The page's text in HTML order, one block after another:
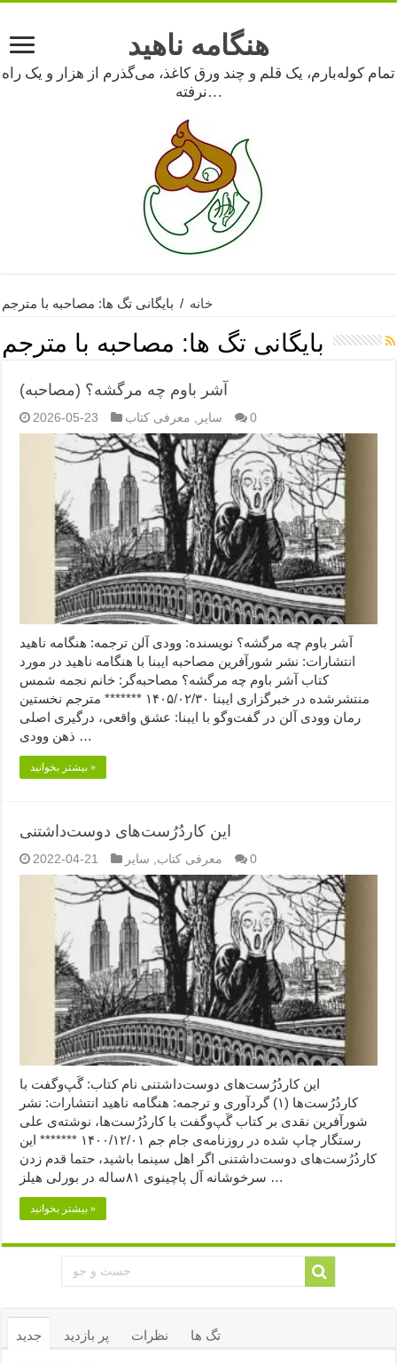
هنگامه ناهید
تمام کوله‌بارم، یک قلم و چند ورق کاغذ، می‌گذرم از هزار و یک راه
نرفته…
خانه / بایگانی تگ ها: مصاحبه با مترجم
بایگانی تگ ها: مصاحبه با مترجم
آشر باوم چه مرگشه؟ (مصاحبه)
2026-05-23 سایر معرفی کتاب 0
آشر باوم چه مرگشه؟ نویسنده: وودی آلن ترجمه: هنگامه ناهید
انتشارات: نشر شورآفرین مصاحبه ایبنا با هنگامه ناهید در مورد
کتاب آشر باوم چه مرگشه؟ مصاحبه‌گر: خانم نجمه شمس
منتشرشده در خبرگزاری ایبنا ۱۴۰۵/۰۲/۳۰ ******* مترجم نخستین
رمان وودی آلن در گفت‌وگو با ایبنا: عشق واقعی، درگیری اصلی
ذهن وودی …
بیشتر بخوانید »
این کاردُرُست‌های دوست‌داشتنی
2022-04-21 معرفی کتاب سایر 0
این کاردُرُست‌های دوست‌داشتنی نام کتاب: گَپ‌وگفت با
کاردُرُست‌ها (۱) گردآوری و ترجمه: هنگامه ناهید انتشارات: نشر
شورآفرین نقدی بر کتاب گَپ‌وگفت با کاردُرُست‌ها، نوشته‌ی علی
رستگار چاپ شده در روزنامه‌ی جام جم ۱۴۰۰/۱۲/۰۱ ******* این
کاردُرُست‌های دوست‌داشتنی اگر اهل سینما باشید، حتما قدم زدن
سرخوشانه آل پاچینوی ۸۱ساله در بورلی هیلز …
بیشتر بخوانید »
جدید پر بازدید نظرات تگ ها